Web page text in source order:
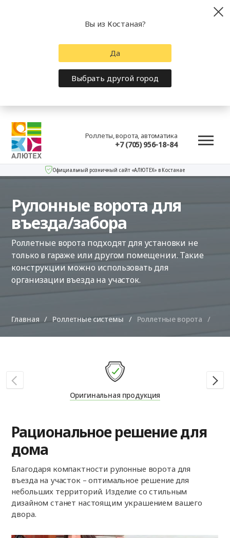
Роллеты, ворота, автоматика
+7 (705) 956-18-84
Официальный розничный сайт «АЛЮТЕХ» в Костанае
Рулонные ворота для
въезда/забора
Роллетные ворота подходят для установки не
только в гараже или другом помещении. Такие
конструкции можно использовать для
организации въезда на участок.
Главная Роллетные системы Роллетные ворота
Оригинальная продукция
Рациональное решение для
дома
Благодаря компактности рулонные ворота для
въезда на участок – оптимальное решение для
небольших территорий. Изделие со стильным
дизайном станет настоящим украшением вашего
двора.
Вы из Костаная?
Да
Выбрать другой город